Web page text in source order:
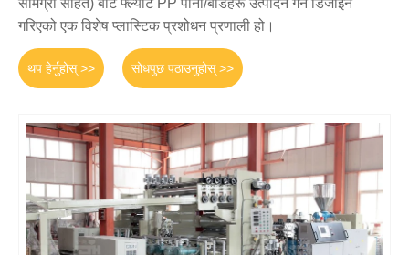
सामग्री सहित) बाट फ्ल्याट PP पाना/बोर्डहरू उत्पादन गर्न डिजाइन
गरिएको एक विशेष प्लास्टिक प्रशोधन प्रणाली हो।
थप हेर्नुहोस् >> सोधपुछ पठाउनुहोस् >>